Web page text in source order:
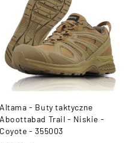
Altama - Buty taktyczne
Aboottabad Trail - Niskie -
Coyote - 355003